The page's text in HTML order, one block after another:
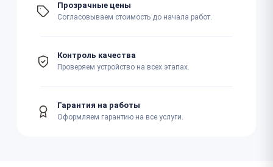
Прозрачные цены
Согласовываем стоимость до начала работ.
Контроль качества
Проверяем устройство на всех этапах.
Гарантия на работы
Оформляем гарантию на все услуги.